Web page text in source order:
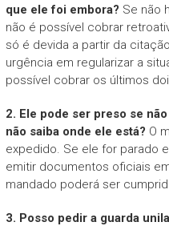
que ele foi embora? Se não
não é possível cobrar
só é devida a partir da
urgência em regularizar a
possível cobrar os últimos
2. Ele pode ser preso se
não saiba onde ele está? O
expedido. Se ele for parado
emitir documentos oficiais
mandado poderá ser
3. Posso pedir a guarda